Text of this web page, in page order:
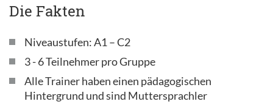
Die Fakten
Niveaustufen: A1 – C2
3 - 6 Teilnehmer pro Gruppe
Alle Trainer haben einen pädagogischen
Hintergrund und sind Muttersprachler